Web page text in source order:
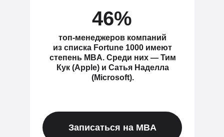
46%
топ-менеджеров компаний
из списка Fortune 1000 имеют
степень MBA. Среди них — Тим
Кук (Apple) и Сатья Наделла
(Microsoft).
Записаться на MBA